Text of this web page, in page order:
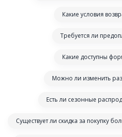
Какие условия
Требуется ли
Какие доступны
Можно ли изменить
Есть ли сезонные
Существует ли скидка за покупку